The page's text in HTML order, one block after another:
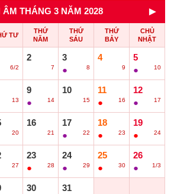
ÂM THÁNG 3 NĂM 2028 ►
TƯ
THỨ
NĂM
THỨ
SÁU
THỨ
BẢY
CHỦ
NHẬT
6/2
2
7
3
●
8
4
9
5
●
10
13
9
●
14
10
15
11
●
16
12
●
17
20
16
21
17
●
22
18
●
23
19
●
24
27
23
●
28
24
●
29
25
●
30
26
●
1/3
30
31